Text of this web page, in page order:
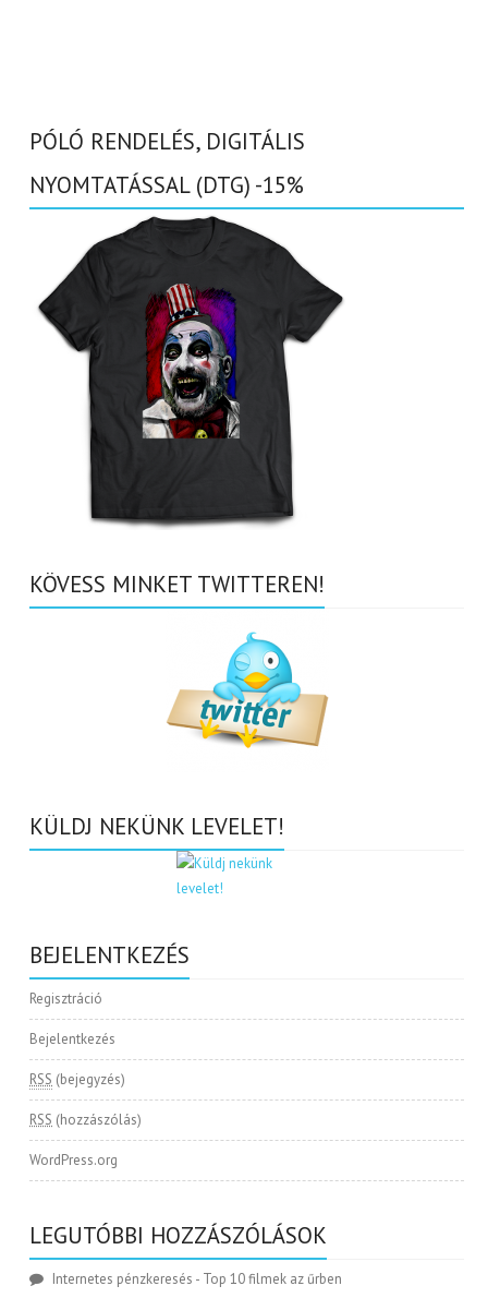
PÓLÓ RENDELÉS, DIGITÁLIS
NYOMTATÁSSAL (DTG) -15%
KÖVESS MINKET TWITTEREN!
KÜLDJ NEKÜNK LEVELET!
BEJELENTKEZÉS
Regisztráció
Bejelentkezés
RSS (bejegyzés)
RSS (hozzászólás)
WordPress.org
LEGUTÓBBI HOZZÁSZÓLÁSOK
Internetes pénzkeresés - Top 10 filmek az űrben